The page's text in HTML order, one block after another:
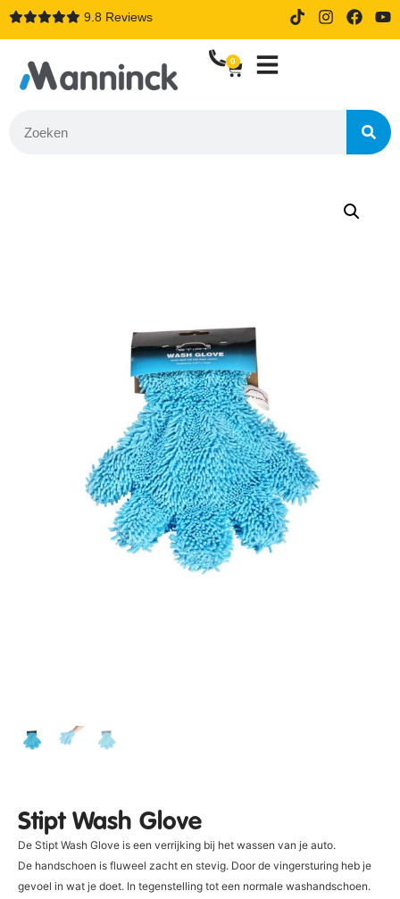
9.8 Reviews
14 dagen proefrijden bij online
0
Stipt Wash Glove
De Stipt Wash Glove is een verrijking bij het wassen van je auto.
De handschoen is fluweel zacht en stevig. Door de vingersturing heb je
gevoel in wat je doet. In tegenstelling tot een normale washandschoen.